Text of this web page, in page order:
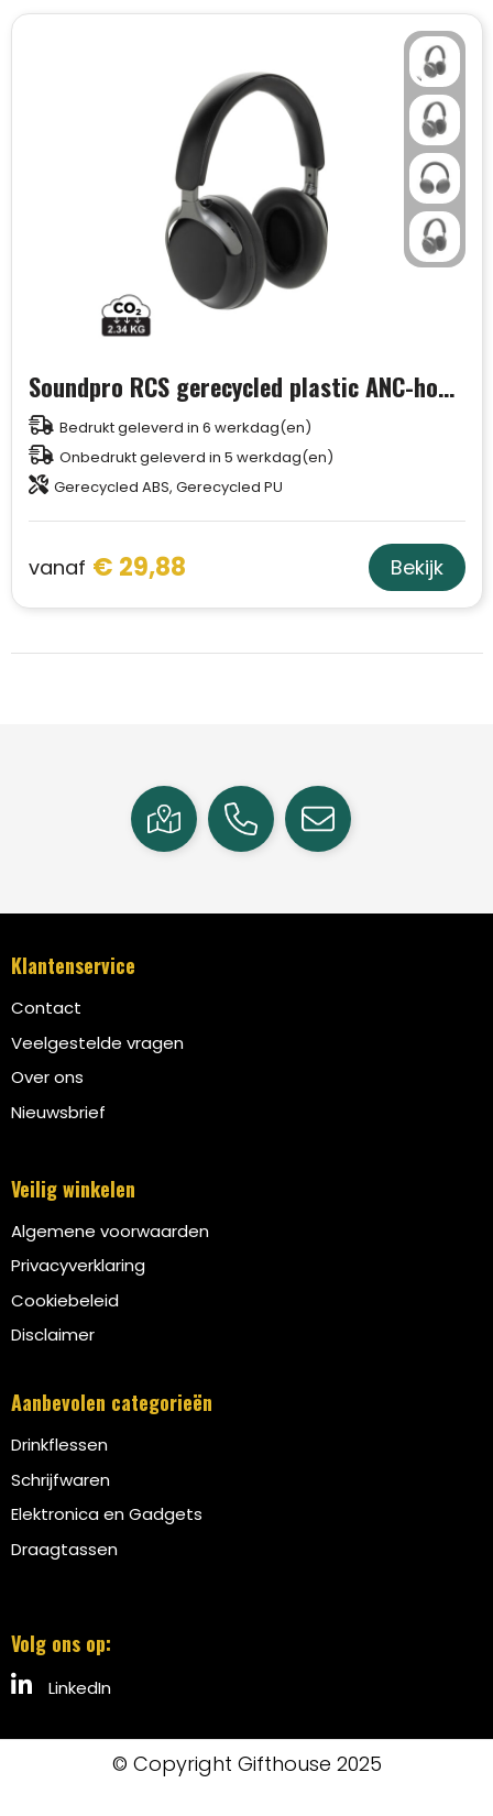
Soundpro RCS gerecycled plastic ANC-hoofdtelefoon
Bedrukt geleverd in 6 werkdag(en)
Onbedrukt geleverd in 5 werkdag(en)
Gerecycled ABS, Gerecycled PU
vanaf € 29,88 Bekijk
Klantenservice
Contact
Veelgestelde vragen
Over ons
Nieuwsbrief
Veilig winkelen
Algemene voorwaarden
Privacyverklaring
Cookiebeleid
Disclaimer
Aanbevolen categorieën
Drinkflessen
Schrijfwaren
Elektronica en Gadgets
Draagtassen
Volg ons op:
LinkedIn
© Copyright Gifthouse 2025